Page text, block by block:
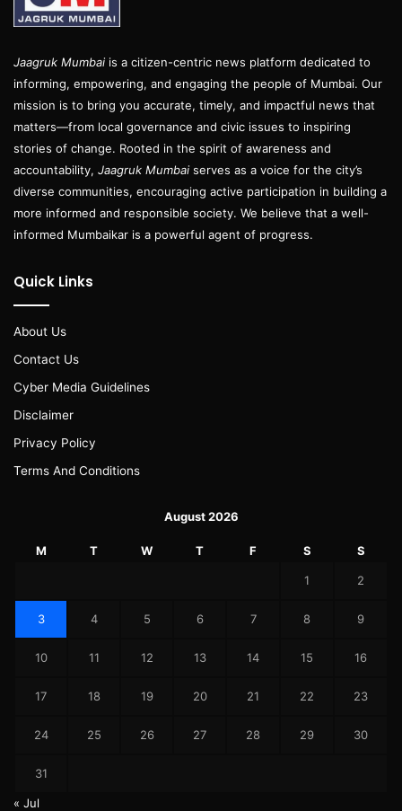
Jaagruk Mumbai is a citizen-centric news platform dedicated to
informing, empowering, and engaging the people of Mumbai. Our
mission is to bring you accurate, timely, and impactful news that
matters—from local governance and civic issues to inspiring
stories of change. Rooted in the spirit of awareness and
accountability, Jaagruk Mumbai serves as a voice for the city’s
diverse communities, encouraging active participation in building a
more informed and responsible society. We believe that a well-
informed Mumbaikar is a powerful agent of progress.
Quick Links
About Us
Contact Us
Cyber Media Guidelines
Disclaimer
Privacy Policy
Terms And Conditions
August 2026
M T W T F S S
1 2
3 4 5 6 7 8 9
10 11 12 13 14 15 16
17 18 19 20 21 22 23
24 25 26 27 28 29 30
31
« Jul